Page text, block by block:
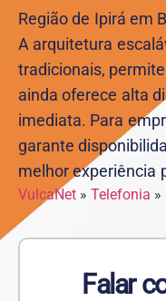
Região de Ipirá em
A arquitetura
tradicionais,
ainda oferece alta
imediata. Para
garante
melhor experiência
VulcaNet » Telefonia »
Falar